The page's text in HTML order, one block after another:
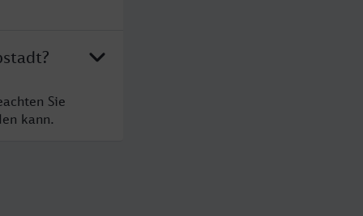
Sie
kann.